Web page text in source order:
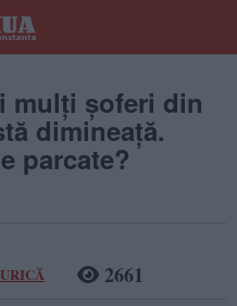
mulți șoferi din
dimineață.
parcate?
2661